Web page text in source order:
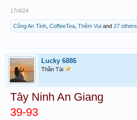
17/4/24
Công An Tỉnh CoffeeTea Thêm Vui and 27 others
Lucky 6886
Thần Tài
Tây Ninh An Giang
39-93